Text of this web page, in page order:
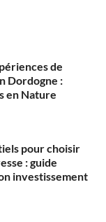
de
Dordogne :
en Nature
pour choisir
: guide
investissement